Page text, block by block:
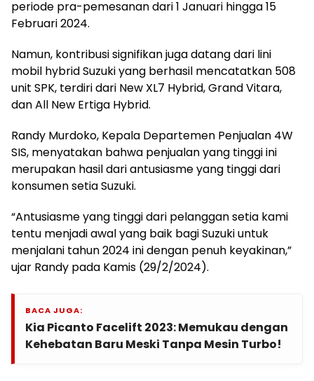
periode pra-pemesanan dari 1 Januari hingga 15
Februari 2024.
Namun, kontribusi signifikan juga datang dari lini
mobil hybrid Suzuki yang berhasil mencatatkan 508
unit SPK, terdiri dari New XL7 Hybrid, Grand Vitara,
dan All New Ertiga Hybrid.
Randy Murdoko, Kepala Departemen Penjualan 4W
SIS, menyatakan bahwa penjualan yang tinggi ini
merupakan hasil dari antusiasme yang tinggi dari
konsumen setia Suzuki.
“Antusiasme yang tinggi dari pelanggan setia kami
tentu menjadi awal yang baik bagi Suzuki untuk
menjalani tahun 2024 ini dengan penuh keyakinan,”
ujar Randy pada Kamis (29/2/2024).
BACA JUGA:
Kia Picanto Facelift 2023: Memukau dengan
Kehebatan Baru Meski Tanpa Mesin Turbo!